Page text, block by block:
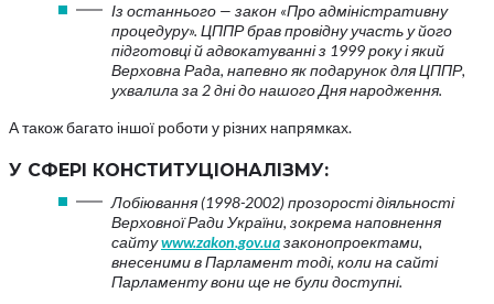
Із останнього — закон «Про адміністративну
процедуру». ЦППР брав провідну участь у його
підготовці й адвокатуванні з 1999 року і який
Верховна Рада, напевно як подарунок для ЦППР,
ухвалила за 2 дні до нашого Дня народження.
А також багато іншої роботи у різних напрямках.
У СФЕРІ КОНСТИТУЦІОНАЛІЗМУ:
Лобіювання (1998-2002) прозорості діяльності
Верховної Ради України, зокрема наповнення
сайтуwww.zakon.gov.uaзаконопроектами,
внесеними в Парламент тоді, коли на сайті
Парламенту вони ще не були доступні.